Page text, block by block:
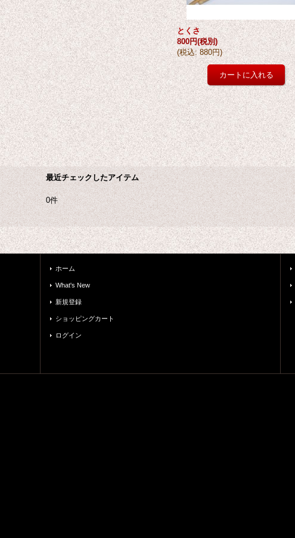
とくさ
800円(税別)
(税込: 880円)
最近チェックしたアイテム
0件
ホーム
What's New
新規登録
ショッピングカート
ログイン